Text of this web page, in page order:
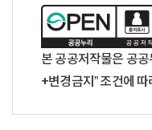
본 공공저작물은 공
+변경금지” 조건에